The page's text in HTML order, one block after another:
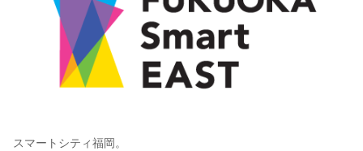
スマートシティ福岡。